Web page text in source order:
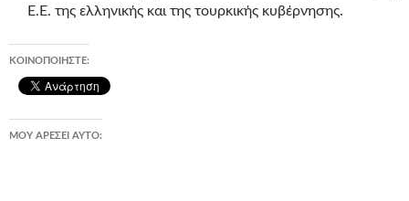
Ε.Ε. της ελληνικής και της τουρκικής κυβέρνησης.
ΚΟΙΝΟΠΟΙΉΣΤΕ:
ΜΟΥ ΑΡΈΣΕΙ ΑΥΤΌ: